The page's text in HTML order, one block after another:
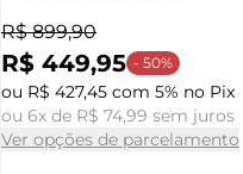
R$ 899,90
R$ 449,95 - 50%
ou R$ 427,45 com 5% no Pix
ou 6x de R$ 74,99 sem juros
Ver opções de parcelamento